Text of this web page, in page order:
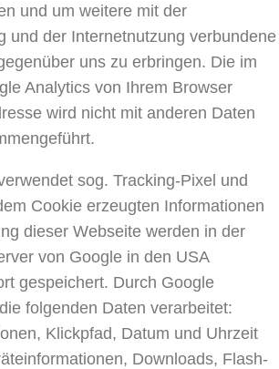
und um weitere mit der
und der Internetnutzung verbundene
uns zu erbringen. Die im
Analytics von Ihrem Browser
wird nicht mit anderen Daten
sog. Tracking-Pixel und
Cookie erzeugten Informationen
dieser Webseite werden in der
von Google in den USA
gespeichert. Durch Google
folgenden Daten verarbeitet:
Klickpfad, Datum und Uhrzeit
Downloads, Flash-